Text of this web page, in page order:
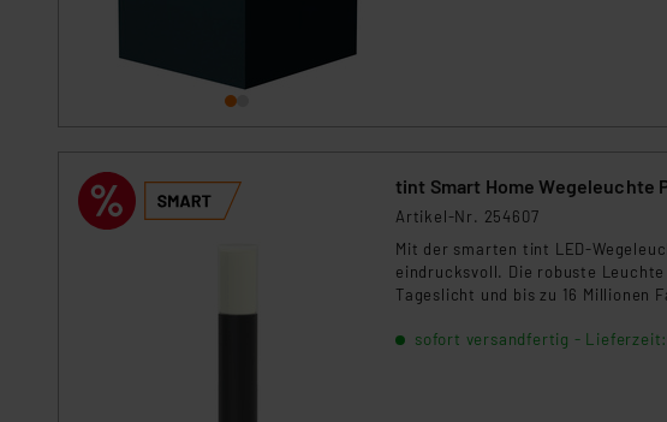
Kommission sowie einer eigenen
Artikel-Nr. 254607
Mit der smarten tint LED-
eindrucksvoll. Die robuste
Tageslicht und bis zu 16 Millionen
sofort versandfertig - Lieferzeit: